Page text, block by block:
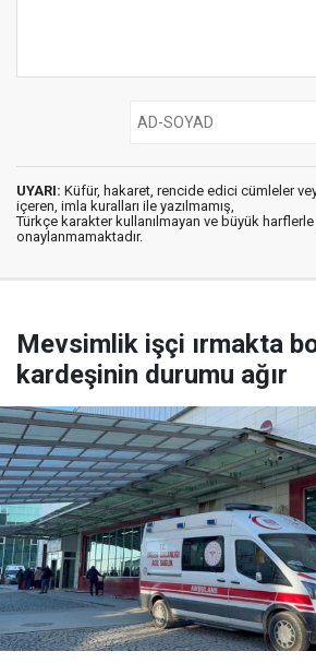
UYARI: Küfür, hakaret, rencide edici cümleler
içeren, imla kuralları ile yazılmamış,
Türkçe karakter kullanılmayan ve büyük harflerle
onaylanmamaktadır.
Mevsimlik işçi ırmakta
kardeşinin durumu ağır